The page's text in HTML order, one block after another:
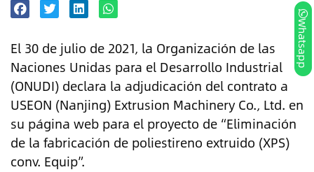
El 30 de julio de 2021, la Organización de las
Naciones Unidas para el Desarrollo Industrial
(ONUDI) declara la adjudicación del contrato a
USEON (Nanjing) Extrusion Machinery Co., Ltd. en
su página web para el proyecto de “Eliminación
de la fabricación de poliestireno extruido (XPS)
conv. Equip”.
Whatsapp